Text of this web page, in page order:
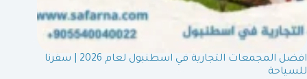
افضل المجمعات التجارية في اسطنبول لعام 2026 | سفرنا
للسياحة